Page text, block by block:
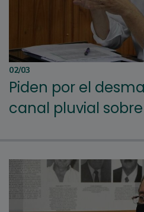
02/03
Piden por el
canal pluvial